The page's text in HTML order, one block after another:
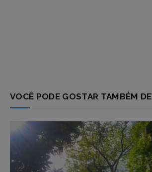
VOCÊ PODE GOSTAR TAMBÉM DE